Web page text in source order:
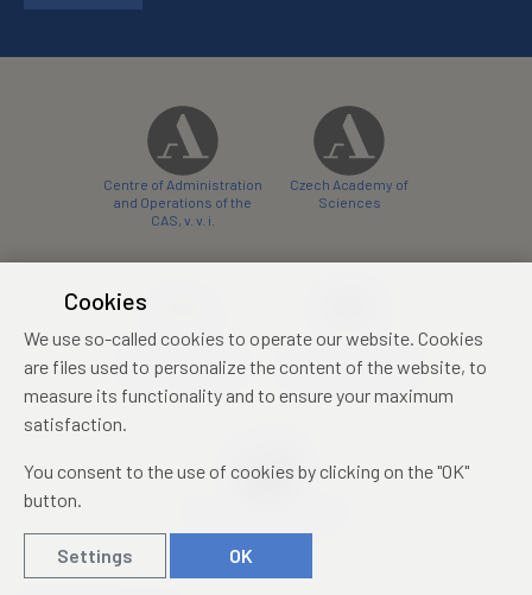
Centre of Administration
and Operations of the
CAS, v. v. i.
Czech Academy of
Sciences
conference centre
konferenční centrum
Cookies
We use so-called cookies to operate our website. Cookies
are files used to personalize the content of the website, to
measure its functionality and to ensure your maximum
satisfaction.
You consent to the use of cookies by clicking on the "OK"
button.
Settings OK